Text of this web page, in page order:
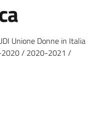
Unione Donne in Italia
2020 / 2020-2021 /